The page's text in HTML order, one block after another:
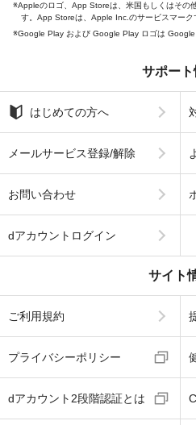
Appleのロゴ、App Storeは、米国もしくはその
す。App Storeは、Apple Inc.のサービスマーク
Google Play および Google Play ロゴは Google
サポート
はじめての方へ
メールサービス登録/解除
お問い合わせ
dアカウントログイン
サイト
ご利用規約
プライバシーポリシー
dアカウント2段階認証とは